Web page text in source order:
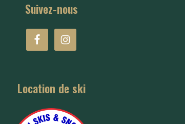
Suivez-nous
Location de ski